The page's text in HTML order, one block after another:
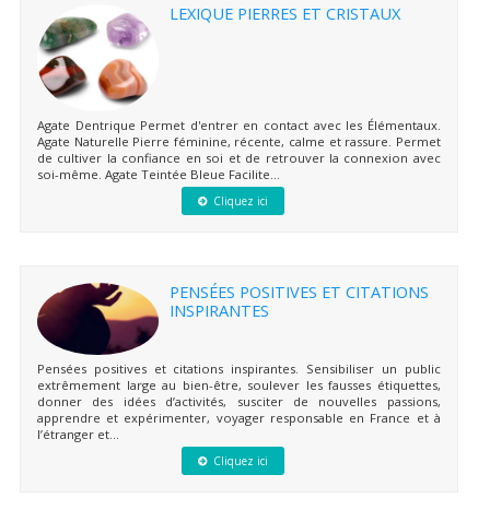
LEXIQUE PIERRES ET CRISTAUX
Agate Dentrique Permet d'entrer en contact avec les Élémentaux.
Agate Naturelle Pierre féminine, récente, calme et rassure. Permet
de cultiver la confiance en soi et de retrouver la connexion avec
soi-même. Agate Teintée Bleue Facilite...
Cliquez ici
PENSÉES POSITIVES ET CITATIONS
INSPIRANTES
Pensées positives et citations inspirantes. Sensibiliser un public
extrêmement large au bien-être, soulever les fausses étiquettes,
donner des idées d’activités, susciter de nouvelles passions,
apprendre et expérimenter, voyager responsable en France et à
l’étranger et...
Cliquez ici